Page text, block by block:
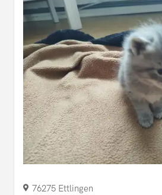
76275 Ettlingen